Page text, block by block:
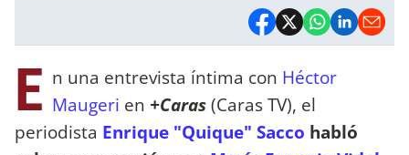
E n una entrevista íntima con Héctor
Maugeri en +Caras(Caras TV), el
periodista Enrique "Quique" Sacco habló